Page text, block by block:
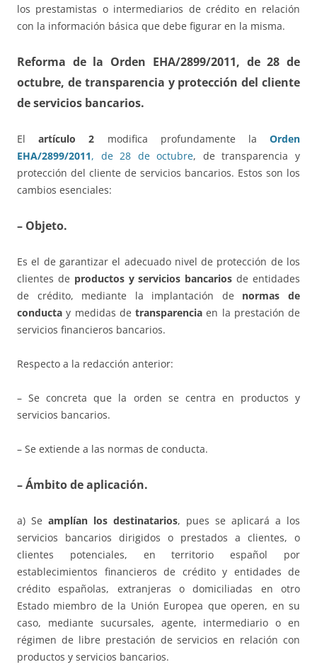
los prestamistas o intermediarios de crédito en relación
con la información básica que debe figurar en la misma.
Reforma de la Orden EHA/2899/2011, de 28 de
octubre, de transparencia y protección del cliente
de servicios bancarios.
Elartículo 2 modifica profundamente laOrden
EHA/2899/2011, de 28 de octubre, de transparencia y
protección del cliente de servicios bancarios. Estos son los
cambios esenciales:
– Objeto.
Es el de garantizar el adecuado nivel de protección de los
clientes de productos y servicios bancarios de entidades
de crédito, mediante la implantación de normas de
conductay medidas de transparencia en la prestación de
servicios financieros bancarios.
Respecto a la redacción anterior:
– Se concreta que la orden se centra en productos y
servicios bancarios.
– Se extiende a las normas de conducta.
– Ámbito de aplicación.
a) Se amplían los destinatarios, pues se aplicará a los
servicios bancarios dirigidos o prestados a clientes, o
clientes potenciales, en territorio español por
establecimientos financieros de crédito y entidades de
crédito españolas, extranjeras o domiciliadas en otro
Estado miembro de la Unión Europea que operen, en su
caso, mediante sucursales, agente, intermediario o en
régimen de libre prestación de servicios en relación con
productos y servicios bancarios.